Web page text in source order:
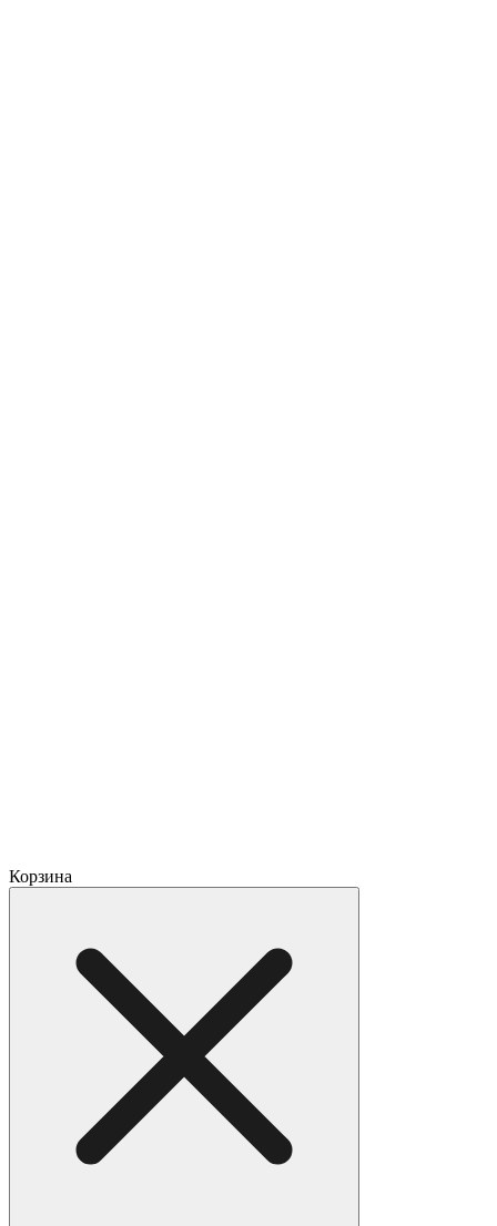
Корзина